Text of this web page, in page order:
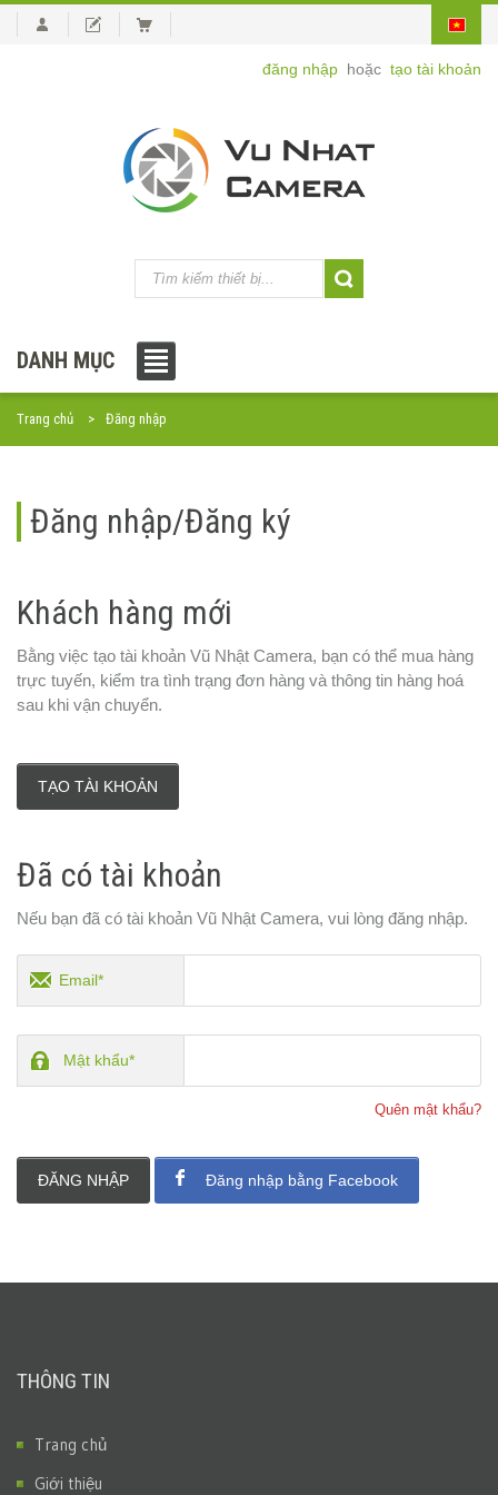
đăng nhập hoặc tạo tài khoản
DANH MỤC
Trang chủ Đăng nhập
Đăng nhập/Đăng ký
Khách hàng mới
Bằng việc tạo tài khoản Vũ Nhật Camera, bạn có thể mua hàng
trực tuyến, kiểm tra tình trạng đơn hàng và thông tin hàng hoá
sau khi vận chuyển.
TẠO TÀI KHOẢN
Đã có tài khoản
Nếu bạn đã có tài khoản Vũ Nhật Camera, vui lòng đăng nhập.
Email*
Mật khẩu*
Quên mật khẩu?
ĐĂNG NHẬP Đăng nhập bằng Facebook
THÔNG TIN
Trang chủ
Giới thiệu